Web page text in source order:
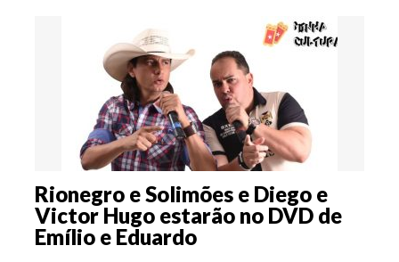
Rionegro e Solimões e Diego e
Victor Hugo estarão no DVD de
Emílio e Eduardo